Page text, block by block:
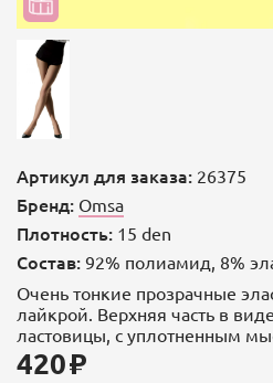
Артикул для заказа: 26375
Бренд: Omsa
Плотность: 15 den
Состав: 92% полиамид, 8%
Очень тонкие прозрачные
лайкрой. Верхняя часть в
ластовицы, с уплотненным
420